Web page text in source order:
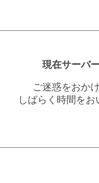
現在サーバ
ご迷惑をおか
しばらく時間を